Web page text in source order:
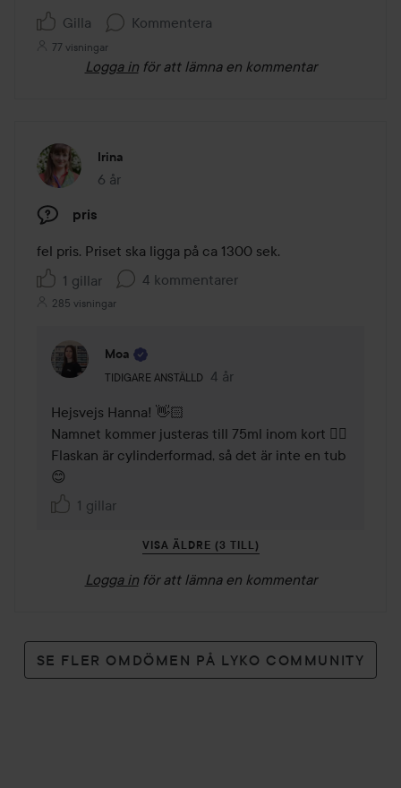
Gilla
Kommentera
77 visningar
Logga in för att lämna en kommentar
Irina
6 år
Inlägget skapades 6 år
pris
fel pris. Priset ska ligga på ca 1300 sek.
1 gillar
4 kommentarer
285 visningar
Moa
TIDIGARE ANSTÄLLD
Användarens roll: Tidigare anställd.
4 år
Kommentaren lades 4 år
Hejsvejs Hanna! 👋🏻
Namnet kommer justeras till 75ml inom kort 👍🏻
Flaskan är cylinderformad, så det är inte en tub
😊
1 gillar
VISA ÄLDRE (3 TILL)
Logga in för att lämna en kommentar
SE FLER OMDÖMEN PÅ LYKO COMMUNITY